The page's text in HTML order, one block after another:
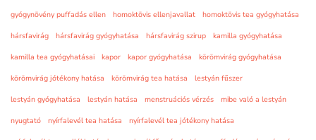
gyógynövény puffadás ellen
homoktövis ellenjavallat
homoktövis tea gyógyhatása
hársfavirág
hársfavirág gyógyhatása hársfavirág szirup
kamilla gyógyhatása
kamilla tea gyógyhatásai
kapor kapor gyógyhatása
körömvirág gyógyhatása
körömvirág jótékony hatása
körömvirág tea hatása
lestyán fűszer
lestyán gyógyhatása
lestyán hatása menstruációs vérzés
mibe való a lestyán
nyugtató
nyírfalevél tea hatása
nyírfalevél tea jótékony hatása